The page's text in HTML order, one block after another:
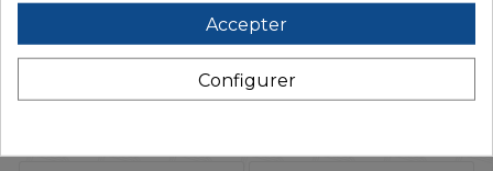
intérieures
756 x 454
756 x 454
Accepter
Configurer